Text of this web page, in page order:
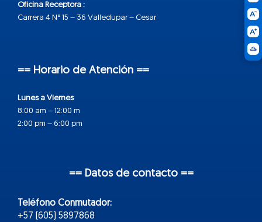
Oficina Receptora :
Carrera 4 N° 15 – 36 Valledupar – Cesar
== Horario de Atención ==
Lunes a Viernes
8:00 am – 12:00 m
2:00 pm – 6:00 pm
== Datos de contacto ==
Teléfono Conmutador:
+57 (605) 5897868